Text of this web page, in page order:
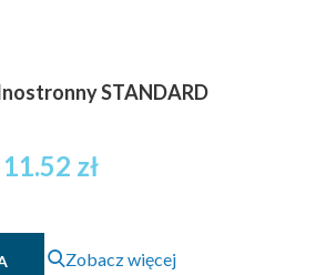
STANDARD
11.52 zł
Zobacz więcej